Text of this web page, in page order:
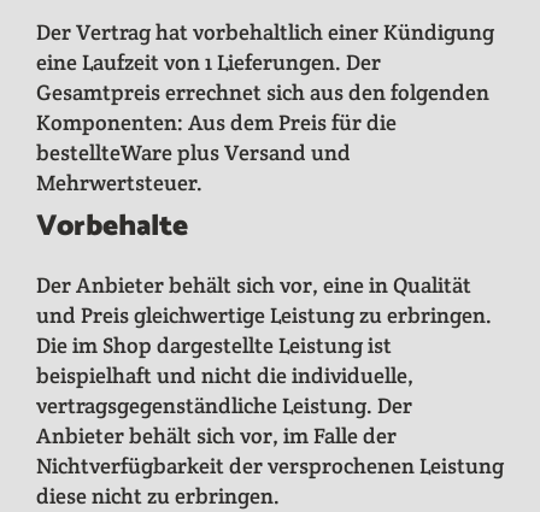
Der Vertrag hat vorbehaltlich einer Kündigung
eine Laufzeit von 1 Lieferungen. Der
Gesamtpreis errechnet sich aus den folgenden
Komponenten: Aus dem Preis für die
bestellteWare plus Versand und
Mehrwertsteuer.
Vorbehalte
Der Anbieter behält sich vor, eine in Qualität
und Preis gleichwertige Leistung zu erbringen.
Die im Shop dargestellte Leistung ist
beispielhaft und nicht die individuelle,
vertragsgegenständliche Leistung. Der
Anbieter behält sich vor, im Falle der
Nichtverfügbarkeit der versprochenen Leistung
diese nicht zu erbringen.